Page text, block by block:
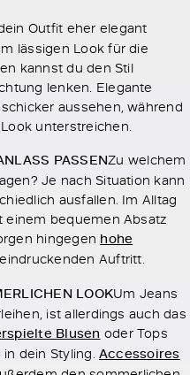
Outfit eher elegant
lässigen Look für die
kannst du den Stil
lenken. Elegante
aussehen, während
unterstreichen.
PASSENZu welchem
Je nach Situation kann
ausfallen. Im Alltag
einem bequemen Absatz
hingegen hohe
Auftritt.
LOOKUm Jeans
ist allerdings auch das
Blusen oder Tops
dein Styling. Accessoires